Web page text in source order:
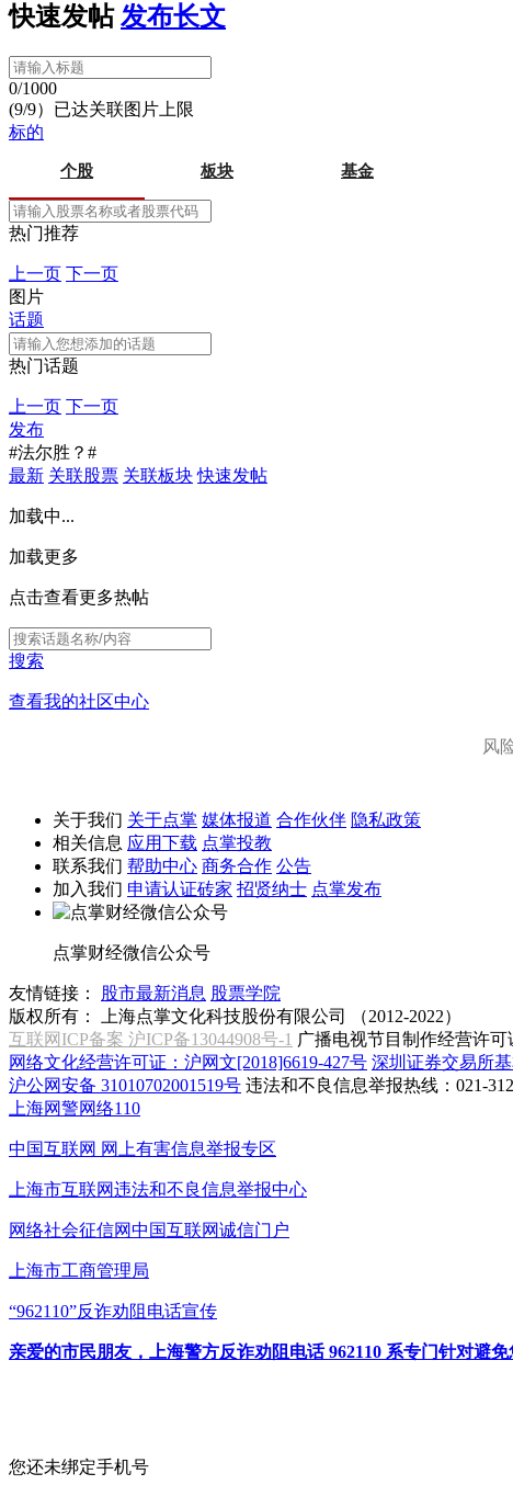
快速发帖 发布长文
0/1000
(9/9）已达关联图片上限
标的
个股 板块 基金
热门推荐
上一页 下一页
图片
话题
热门话题
上一页 下一页
发布
#法尔胜？#
最新 关联股票 关联板块 快速发帖
加载中...
加载更多
点击查看更多热帖
搜索
查看我的社区中心
风
关于我们 关于点掌 媒体报道 合作伙伴 隐私政策
相关信息 应用下载 点掌投教
联系我们 帮助中心 商务合作 公告
加入我们 申请认证砖家 招贤纳士 点掌发布
点掌财经微信公众号
友情链接： 股市最新消息 股票学院
版权所有：
上海点掌文化科技股份有限公司 （2012-2022）
互联网ICP备案 沪ICP备13044908号-1 广播电视节目制作经营许可
网络文化经营许可证：沪网文[2018]6619-427号 深圳证券交易所
沪公网安备 31010702001519号 违法和不良信息举报热线：021-
上海网警网络110
中国互联网 网上有害信息举报专区
上海市互联网违法和不良信息举报中心
网络社会征信网中国互联网诚信门户
上海市工商管理局
“962110”反诈劝阻电话宣传
亲爱的市民朋友，上海警方反诈劝阻电话 962110 系专门针对避
您还未绑定手机号